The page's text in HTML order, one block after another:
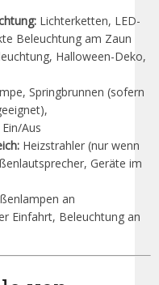
Lichterketten, LED-
Beleuchtung am Zaun
Halloween-Deko,
Springbrunnen (sofern
Aus
Heizstrahler (nur wenn
Geräte im
an
Einfahrt, Beleuchtung an